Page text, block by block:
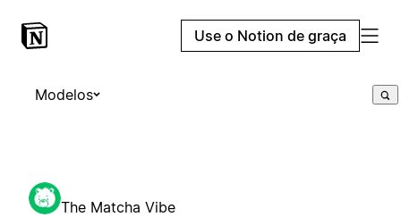
Use o Notion de graça
Modelos
The Matcha Vibe